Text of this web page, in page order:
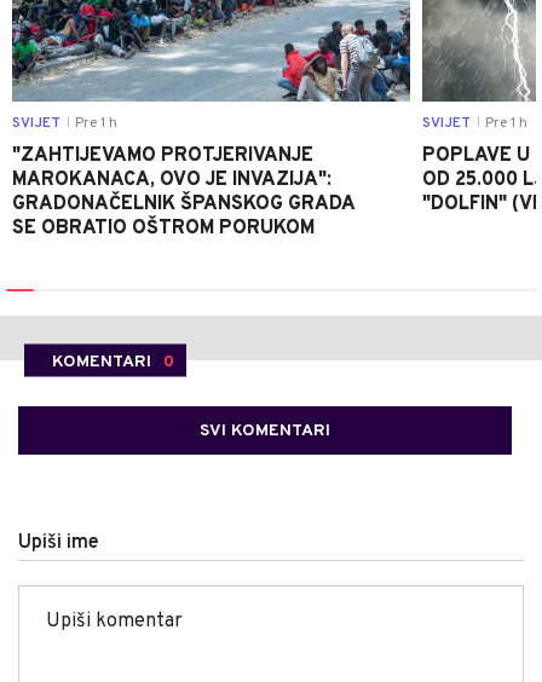
SVIJET Pre 1 h
"ZAHTIJEVAMO PROTJERIVANJE
MAROKANACA, OVO JE INVAZIJA":
GRADONAČELNIK ŠPANSKOG GRADA
SE OBRATIO OŠTROM PORUKOM
SVIJET Pre 1 h
POPLAVE U
OD 25.000
"DOLFIN"
KOMENTARI 0
SVI KOMENTARI
Upiši ime